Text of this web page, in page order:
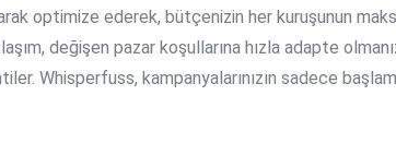
optimize ederek, bütçenizin her kuruşunun
değişen pazar koşullarına hızla adapte
Whisperfuss, kampanyalarınızın sadece